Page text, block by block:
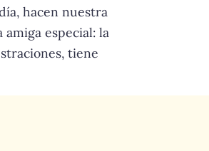
hacen nuestra
especial: la
tiene